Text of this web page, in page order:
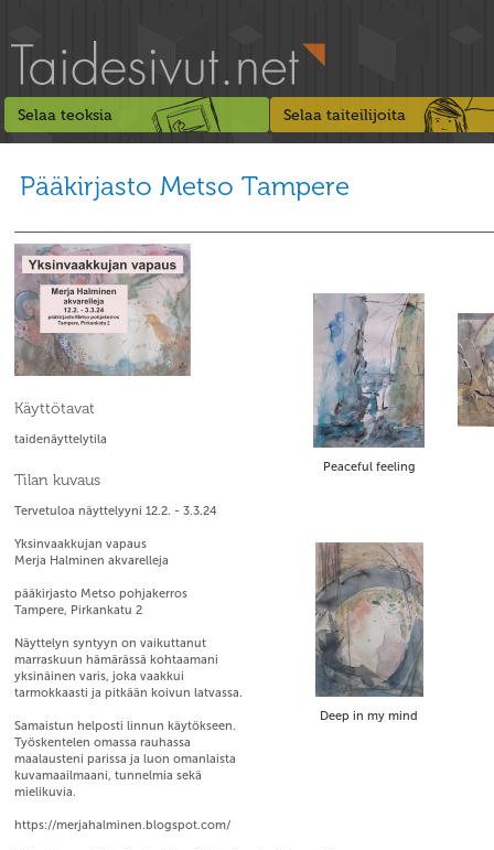
Selaa teoksia Selaa taiteilijoita
Pääkirjasto Metso Tampere
Käyttötavat
taidenäyttelytila
Tilan kuvaus
Tervetuloa näyttelyyni 12.2. - 3.3.24
Yksinvaakkujan vapaus
Merja Halminen akvarelleja
pääkirjasto Metso pohjakerros
Tampere, Pirkankatu 2
Näyttelyn syntyyn on vaikuttanut
marraskuun hämärässä kohtaamani
yksinäinen varis, joka vaakkui
tarmokkaasti ja pitkään koivun latvassa.
Samaistun helposti linnun käytökseen.
Työskentelen omassa rauhassa
maalausteni parissa ja luon omanlaista
kuvamaailmaani, tunnelmia sekä
mielikuvia.
https://merjahalminen.blogspot.com/
Peaceful feeling
Deep in my mind